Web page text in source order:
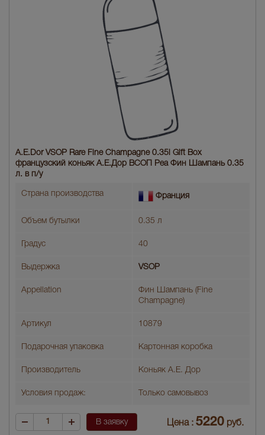
A.E.Dor VSOP Rare Fine Champagne 0.35l Gift Box
французский коньяк А.Е.Дор ВСОП Реа Фин Шампань 0.35
л. в п/у
Страна производства Франция
Объем бутылки 0.35 л
Градус 40
Выдержка VSOP
Appellation
Фин Шампань (Fine
Champagne)
Артикул 10879
Подарочная упаковка Картонная коробка
Производитель Коньяк А.Е. Дор
Условия продаж: Только самовывоз
В заявку Цена : 5220 руб.